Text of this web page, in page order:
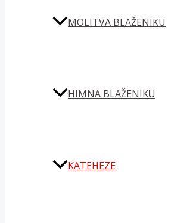
MOLITVA BLAŽENIKU
HIMNA BLAŽENIKU
KATEHEZE